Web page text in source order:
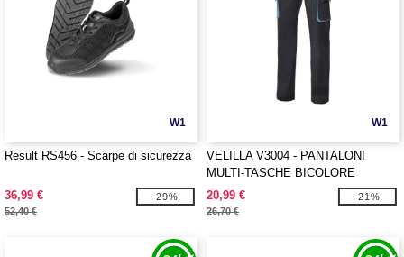
W1
Result RS456 - Scarpe di sicurezza
36,99 €
52,40 €
-29%
W1
VELILLA V3004 - PANTALONI
MULTI-TASCHE BICOLORE
20,99 €
26,70 €
-21%